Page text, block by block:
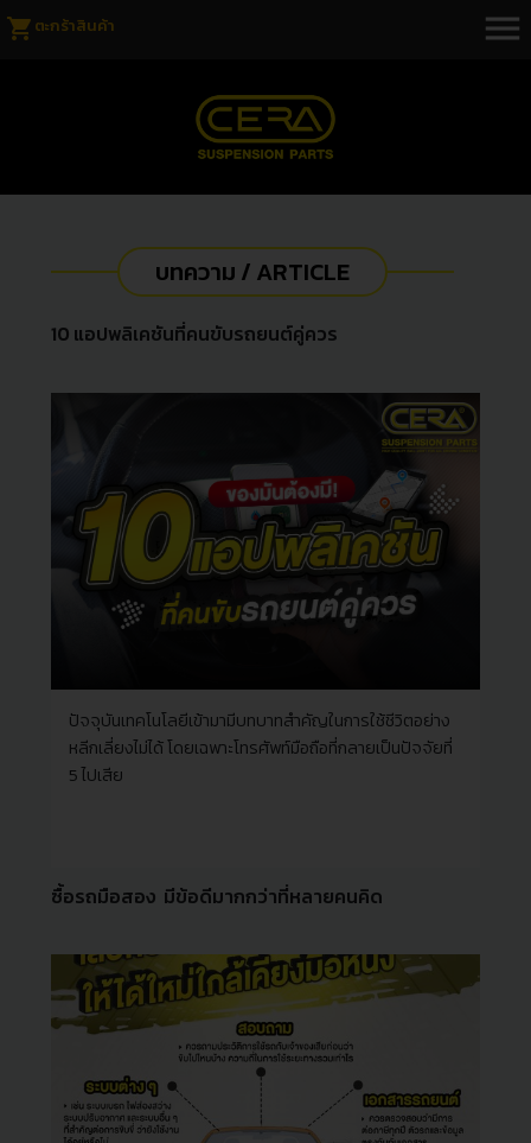
shopping_cart ตะกร้าสินค้า menu
บทความ / ARTICLE
10 แอปพลิเคชันที่คนขับรถยนต์คู่ควร
ปัจจุบันเทคโนโลยีเข้ามามีบทบาทสำคัญในการใช้ชีวิตอย่าง
หลีกเลี่ยงไม่ได้ โดยเฉพาะโทรศัพท์มือถือที่กลายเป็นปัจจัยที่
5 ไปเสีย
ซื้อรถมือสอง มีข้อดีมากกว่าที่หลายคนคิด